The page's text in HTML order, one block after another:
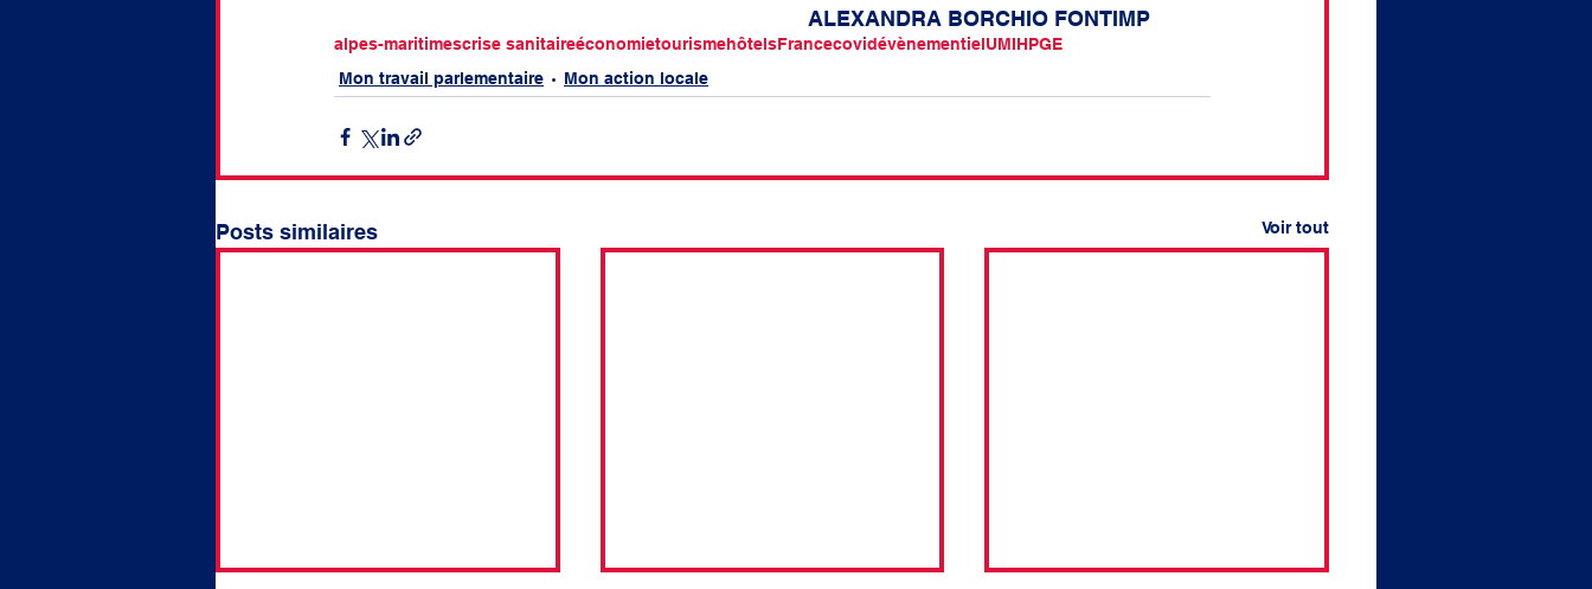
										ALEXANDRA BORCHIO FONTIMP
alpes-maritimescrise sanitaireéconomietourismehôtelsFrancecovidévènementielUMIHPGE
Mon travail parlementaire
Mon action locale
Posts similaires Voir tout